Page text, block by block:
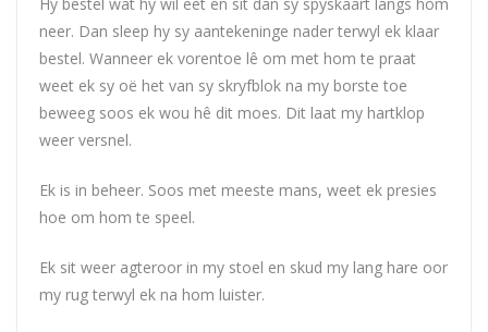
neer. Dan sleep hy sy aantekeninge nader terwyl ek klaar
bestel. Wanneer ek vorentoe lê om met hom te praat
weet ek sy oë het van sy skryfblok na my borste toe
beweeg soos ek wou hê dit moes. Dit laat my hartklop
weer versnel.
Ek is in beheer. Soos met meeste mans, weet ek presies
hoe om hom te speel.
Ek sit weer agteroor in my stoel en skud my lang hare oor
my rug terwyl ek na hom luister.